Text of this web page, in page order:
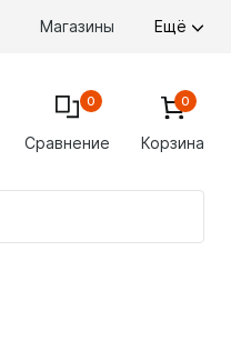
Магазины Ещё
Сравнение
0
Корзина
0